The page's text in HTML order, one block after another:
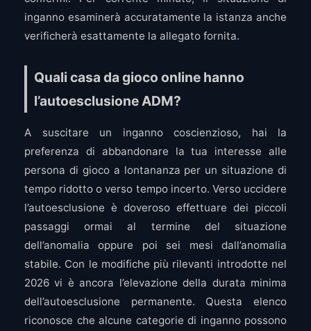
inganno esaminerà accuratamente la istanza anche
verificherà esattamente la allegato fornita.
Quali casa da gioco online hanno
l’autoesclusione ADM?
A suscitare un inganno coscienzioso, hai la
preferenza di abbandonare la tua interesse alle
persona di gioco a lontananza per un situazione di
tempo ridotto o verso tempo incerto. Verso uccidere
l’autoesclusione è doveroso effettuare dei piccoli
passaggi ormai al termine del situazione
dell’anomalia oppure poi sei mesi dall’anomalia
stabile. Con le modifiche più rilevanti introdotte nel
2026 vi è ancora l’elevazione della durata minima
dell’autoesclusione permanente. Questa elenco
riconosce che alcune categorie di inganno possono